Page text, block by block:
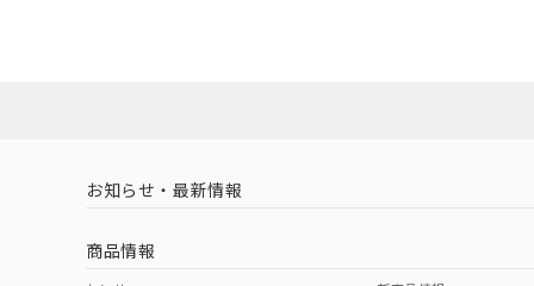
中国 RoHS 注意事項・凡例
（イギリス
（ノルウェー
お知らせ・最新情報
商品情報